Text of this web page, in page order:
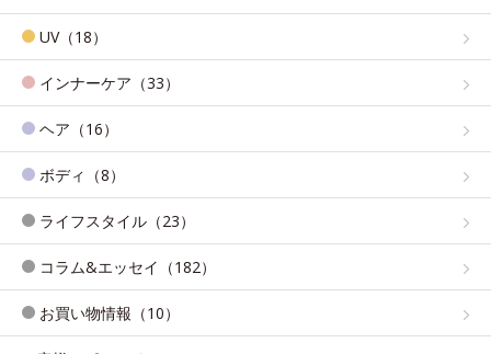
UV（18）
インナーケア（33）
ヘア（16）
ボディ（8）
ライフスタイル（23）
コラム&エッセイ（182）
お買い物情報（10）